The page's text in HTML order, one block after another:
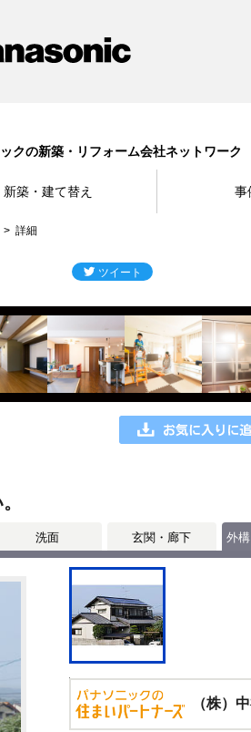
クの新築・リフォーム会社ネットワーク
新築・建て替え 事
詳細
洗面 玄関・廊下 外
（株）